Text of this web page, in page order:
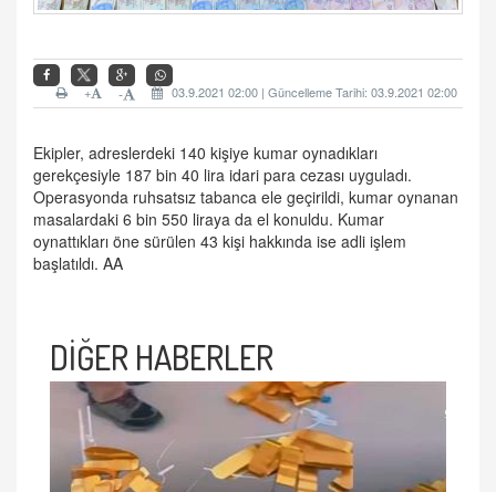
03.9.2021 02:00 | Güncelleme Tarihi: 03.9.2021 02:00
-
+
Ekipler, adreslerdeki 140 kişiye kumar oynadıkları
gerekçesiyle 187 bin 40 lira idari para cezası uyguladı.
Operasyonda ruhsatsız tabanca ele geçirildi, kumar oynanan
masalardaki 6 bin 550 liraya da el konuldu. Kumar
oynattıkları öne sürülen 43 kişi hakkında ise adli işlem
başlatıldı. AA
DİĞER HABERLER